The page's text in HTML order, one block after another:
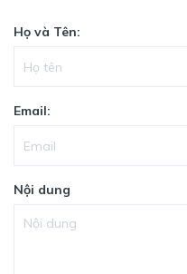
Họ và Tên:
Email:
Nội dung